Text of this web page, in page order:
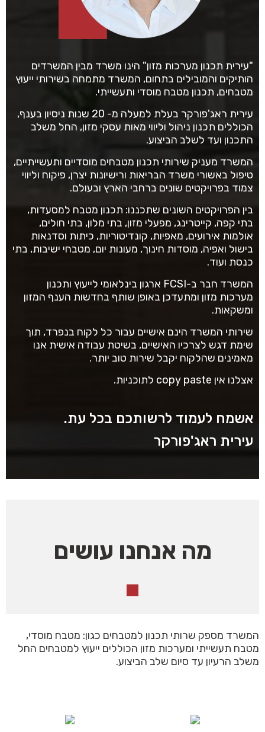
"עירית תכנון מערכות מזון" הינו משרד מבין המשרדים
הותיקים והמובילים בתחום, המשרד מתמחה בשירותי ייעוץ
מטבחים, תכנון מטבח מוסדי ותעשייתי.
עירית ראג'פורקר בעלת למעלה מ- 20 שנות ניסיון בענף,
הכוללים תכנון ניהול וליווי מאות עסקי מזון, החל משלב
התכנון ועד לשלב הביצוע.
המשרד מעניק שירותי תכנון מטבחים מוסדיים ותעשייתיים,
טיפול באשורי משרד הבריאות ורישיונות יצרן, פיקוח וליווי
צמוד בפרויקטים שונים ברחבי הארץ ובעולם.
בין הפרויקטים השונים שתכננו: תכנון מטבח למסעדות,
בתי קפה, קייטרינג, מפעלי מזון, בתי מלון, בתי חולים,
אולמות אירועים, מאפיות, קונדיטוריות, כיתות וסדנאות
בישול ואפיה, מוסדות חינוך, מעונות יום, מטבחי ישיבות, בתי
כנסת ועוד.
המשרד חבר ב-FCSI ארגון בינלאומי לייעוץ ותכנון
מערכות מזון ומתעדכן באופן שותף בחדשות הענף המזון
ומשקאות.
שירותי המשרד הינם אישיים עבור כל לקוח בנפרד, תוך
שימת דגש לצרכיו האישיים, בשיטת עבודה אישית אנו
מאמינים שהלקוח יקבל שירות טוב יותר.
אצלנו אין copy paste לתוכניות.
אשמח לעמוד לרשותכם בכל עת.
עירית ראג'פורקר
מה אנחנו עושים
המשרד מספק שרותי תכנון למטבחים כגון: מטבח מוסדי,
מטבח תעשייתי ומערכות מזון הכוללים ייעוץ למטבחים החל
משלב הרעיון עד סיום שלב הביצוע.